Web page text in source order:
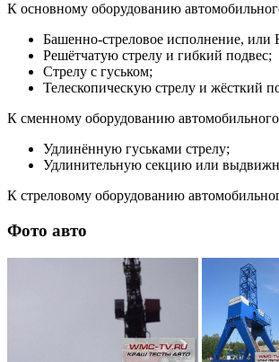
К основному оборудованию
Башенно-стреловое исполнение, или
Решётчатую стрелу и гибкий подвес;
Стрелу с гуськом;
Телескопическую стрелу и жёсткий
К сменному оборудованию автомобильного
Удлинённую гуськами стрелу;
Удлинительную секцию или
К стреловому оборудованию
Фото авто